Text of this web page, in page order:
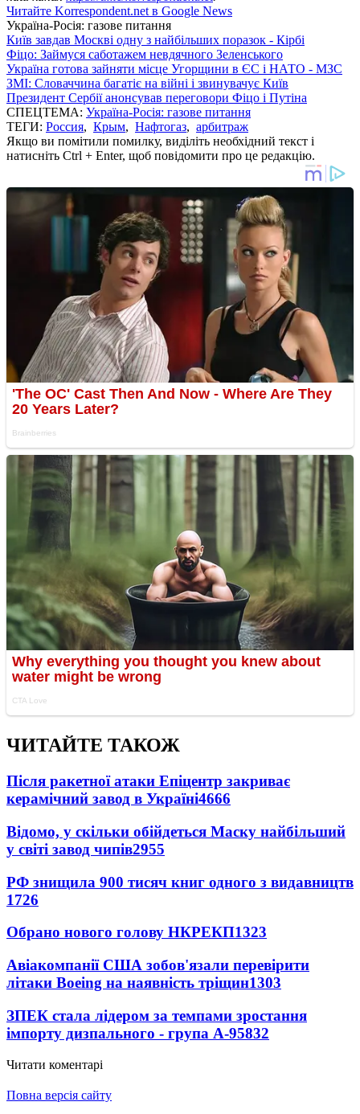
Читайте Korrespondent.net в Google News
Україна-Росія: газове питання
Київ завдав Москві одну з найбільших поразок - Кірбі
Фіцо: Займуся саботажем невдячного Зеленського
Україна готова зайняти місце Угорщини в ЄС і НАТО - МЗС
ЗМІ: Словаччина багатіє на війні і звинувачує Київ
Президент Сербії анонсував переговори Фіцо і Путіна
СПЕЦТЕМА: Україна-Росія: газове питання
ТЕГИ: Россия, Крым, Нафтогаз, арбитраж
Якщо ви помітили помилку, виділіть необхідний текст і
натисніть Ctrl + Enter, щоб повідомити про це редакцію.
ЧИТАЙТЕ ТАКОЖ
Після ракетної атаки Епіцентр закриває
керамічний завод в Україні4666
Відомо, у скільки обійдеться Маску найбільший
у світі завод чипів2955
РФ знищила 900 тисяч книг одного з видавництв
1726
Обрано нового голову НКРЕКП1323
Авіакомпанії США зобов'язали перевірити
літаки Boeing на наявність тріщин1303
ЗПЕК стала лідером за темпами зростання
імпорту дизпального - група А-95832
Читати коментарі
Повна версія сайту